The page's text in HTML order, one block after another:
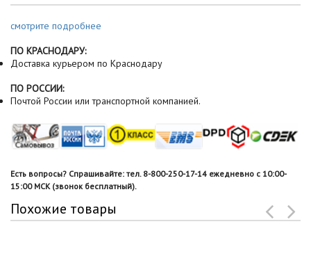
смотрите подробнее
ПО КРАСНОДАРУ:
Доставка курьером по Краснодару
ПО РОССИИ:
Почтой России или транспортной компанией.
Есть вопросы? Спрашивайте: тел. 8-800-250-17-14 ежедневно с 10:00-
15:00 МСК (звонок бесплатный).
Похожие товары